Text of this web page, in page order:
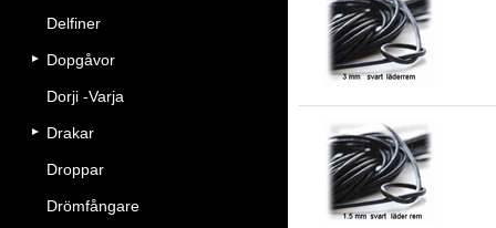
Delfiner
Dopgåvor
Dorji -Varja
Drakar
Droppar
Drömfångare